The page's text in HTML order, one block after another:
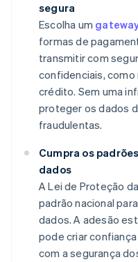
segura
Escolha um
formas de
transmitir com
confidenciais,
crédito. Sem uma
proteger os dados
fraudulentas.
Cumpra os
dados
A Lei de Proteção
padrão nacional
dados. A adesão
pode criar
com a segurança